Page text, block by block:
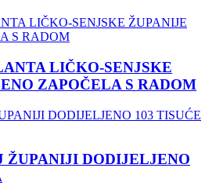
LIČKO-SENJSKE
ZAPOČELA S RADOM
ŽUPANIJI DODIJELJENO